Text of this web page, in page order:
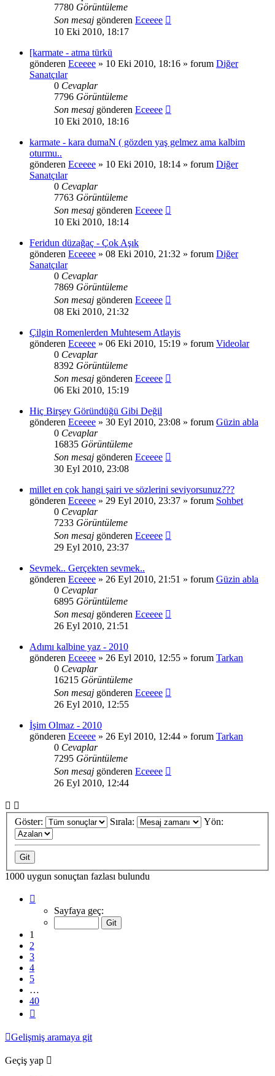
7780 Görüntüleme
Son mesaj gönderen Eceeee
10 Eki 2010, 18:17
[karmate - atma türkü
gönderen Eceeee » 10 Eki 2010, 18:16 » forum Diğer
Sanatçılar
0 Cevaplar
7796 Görüntüleme
Son mesaj gönderen Eceeee
10 Eki 2010, 18:16
karmate - kara dumaN ( gözden yaş gelmez ama kalbim
oturmu..
gönderen Eceeee » 10 Eki 2010, 18:14 » forum Diğer
Sanatçılar
0 Cevaplar
7763 Görüntüleme
Son mesaj gönderen Eceeee
10 Eki 2010, 18:14
Feridun düzağaç - Çok Aşık
gönderen Eceeee » 08 Eki 2010, 21:32 » forum Diğer
Sanatçılar
0 Cevaplar
7869 Görüntüleme
Son mesaj gönderen Eceeee
08 Eki 2010, 21:32
Çilgin Romenlerden Muhtesem Atlayis
gönderen Eceeee » 06 Eki 2010, 15:19 » forum Videolar
0 Cevaplar
8392 Görüntüleme
Son mesaj gönderen Eceeee
06 Eki 2010, 15:19
Hiç Birşey Göründüğü Gibi Değil
gönderen Eceeee » 30 Eyl 2010, 23:08 » forum Güzin abla
0 Cevaplar
16835 Görüntüleme
Son mesaj gönderen Eceeee
30 Eyl 2010, 23:08
millet en çok hangi şairi ve sözlerini seviyorsunuz???
gönderen Eceeee » 29 Eyl 2010, 23:37 » forum Sohbet
0 Cevaplar
7233 Görüntüleme
Son mesaj gönderen Eceeee
29 Eyl 2010, 23:37
Sevmek.. Gerçekten sevmek..
gönderen Eceeee » 26 Eyl 2010, 21:51 » forum Güzin abla
0 Cevaplar
6895 Görüntüleme
Son mesaj gönderen Eceeee
26 Eyl 2010, 21:51
Adımı kalbine yaz - 2010
gönderen Eceeee » 26 Eyl 2010, 12:55 » forum Tarkan
0 Cevaplar
16215 Görüntüleme
Son mesaj gönderen Eceeee
26 Eyl 2010, 12:55
İşim Olmaz - 2010
gönderen Eceeee » 26 Eyl 2010, 12:44 » forum Tarkan
0 Cevaplar
7295 Görüntüleme
Son mesaj gönderen Eceeee
26 Eyl 2010, 12:44
Göster: Sırala: Yön:
1000 uygun sonuçtan fazlası bulundu
sayfa
(Toplam
Sayfaya geç:
1
2
3
4
5
…
40
Gelişmiş aramaya git
Geçiş yap